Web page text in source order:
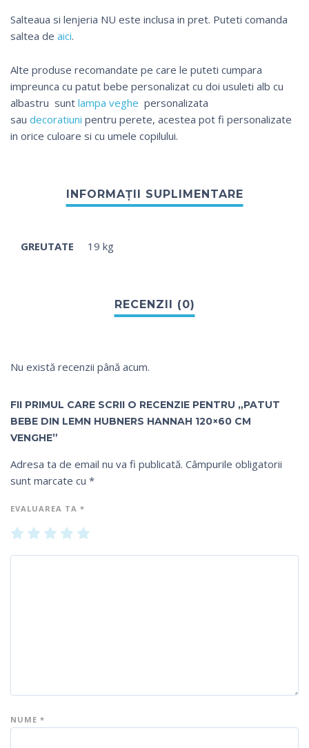
Salteaua si lenjeria NU este inclusa in pret. Puteti comanda
saltea de aici.
Alte produse recomandate pe care le puteti cumpara
impreunca cu patut bebe personalizat cu doi usuleti alb cu
albastru sunt lampa veghe personalizata
sau decoratiuni pentru perete, acestea pot fi personalizate
in orice culoare si cu umele copilului.
GREUTATE 19 kg
Nu există recenzii până acum.
FII PRIMUL CARE SCRII O RECENZIE PENTRU „PATUT
BEBE DIN LEMN HUBNERS HANNAH 120×60 CM
VENGHE”
Adresa ta de email nu va fi publicată. Câmpurile obligatorii
sunt marcate cu *
EVALUAREA TA *
U
2
3
4
NUME *